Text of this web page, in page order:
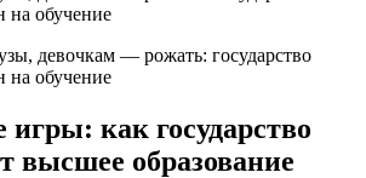
как государство
высшее образование